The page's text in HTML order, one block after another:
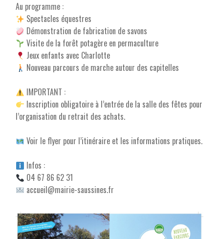
Au programme :
Spectacles équestres
Démonstration de fabrication de savons
Visite de la forêt potagère en permaculture
Jeux enfants avec Charlotte
Nouveau parcours de marche autour des capitelles
IMPORTANT :
Inscription obligatoire à l’entrée de la salle des fêtes pour
l’organisation du retrait des achats.
Voir le flyer pour l’itinéraire et les informations pratiques.
Infos :
04 67 86 62 31
accueil@mairie-saussines.fr